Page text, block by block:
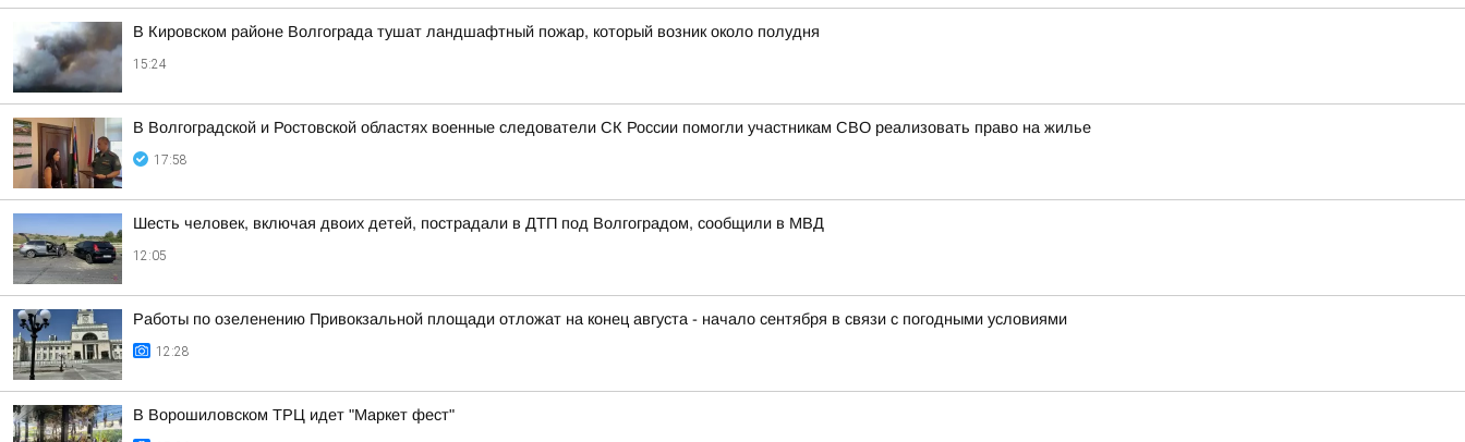
В Кировском районе Волгограда тушат ландшафтный пожар, который возник около полудня
15:24
В Волгоградской и Ростовской областях военные следователи СК России помогли участникам СВО реализовать право на жилье
17:58
Шесть человек, включая двоих детей, пострадали в ДТП под Волгоградом, сообщили в МВД
12:05
Работы по озеленению Привокзальной площади отложат на конец августа - начало сентября в связи с погодными условиями
12:28
В Ворошиловском ТРЦ идет "Маркет фест"